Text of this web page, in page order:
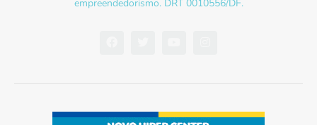
empreendedorismo. DRT 0010556/DF.